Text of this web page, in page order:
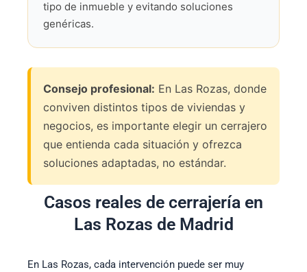
tipo de inmueble y evitando soluciones
genéricas.
Consejo profesional: En Las Rozas, donde
conviven distintos tipos de viviendas y
negocios, es importante elegir un cerrajero
que entienda cada situación y ofrezca
soluciones adaptadas, no estándar.
Casos reales de cerrajería en
Las Rozas de Madrid
En Las Rozas, cada intervención puede ser muy